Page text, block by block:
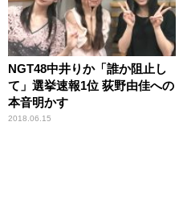
NGT48中井りか「誰か阻止し
て」選挙速報1位 荻野由佳への
本音明かす
2018.06.15